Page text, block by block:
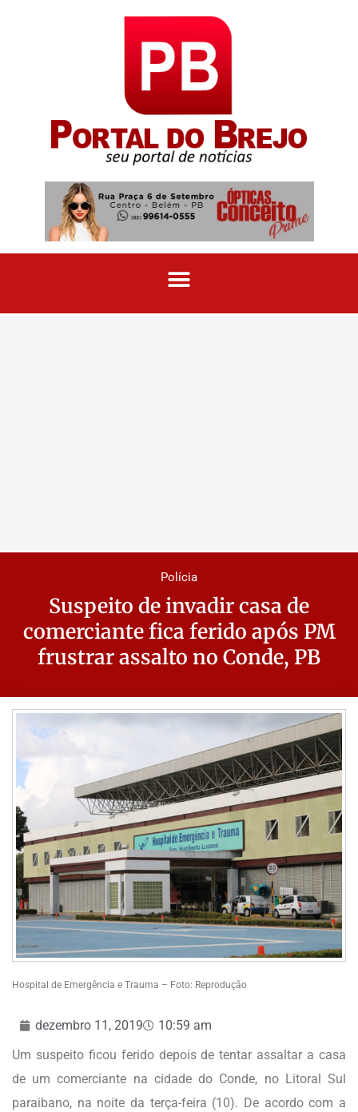
Polícia
Suspeito de invadir casa de
comerciante fica ferido após PM
frustrar assalto no Conde, PB
Hospital de Emergência e Trauma – Foto: Reprodução
dezembro 11, 2019
10:59 am
Um suspeito ficou ferido depois de tentar assaltar a casa
de um comerciante na cidade do Conde, no Litoral Sul
paraibano, na noite da terça-feira (10). De acordo com a